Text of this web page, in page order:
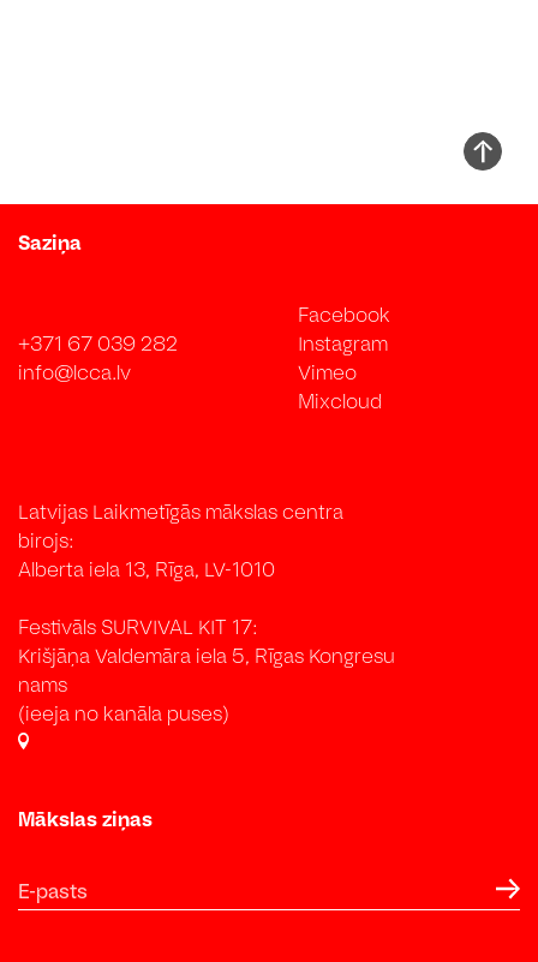
Saziņa
+371 67 039 282
info@lcca.lv
Facebook
Instagram
Vimeo
Mixcloud
Latvijas Laikmetīgās mākslas centra
birojs:
Alberta iela 13, Rīga, LV-1010
Festivāls SURVIVAL KIT 17:
Krišjāņa Valdemāra iela 5, Rīgas Kongresu
nams
(ieeja no kanāla puses)
Mākslas ziņas